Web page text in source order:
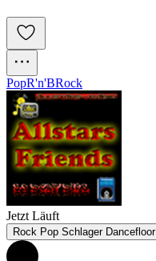
PopR'n'BRock
Jetzt Läuft
Rock Pop Schlager Dancefloor